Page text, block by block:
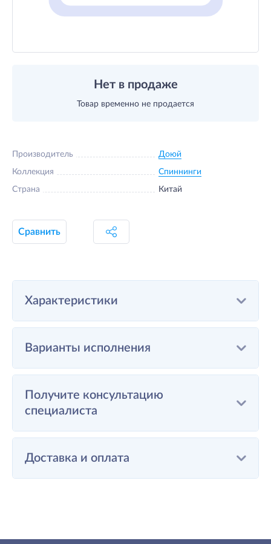
Нет в продаже
Товар временно не продается
Производитель Доюй
Коллекция Спиннинги
Страна Китай
Сравнить
Характеристики
Варианты исполнения
Получите консультацию
специалиста
Доставка и оплата